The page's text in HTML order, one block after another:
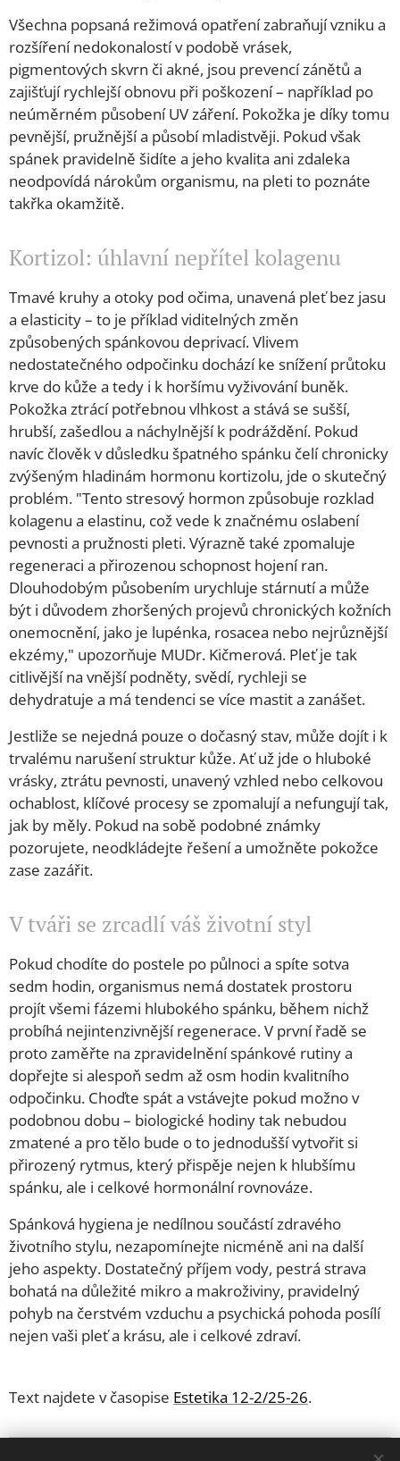
Všechna popsaná režimová opatření zabraňují vzniku a
rozšíření nedokonalostí v podobě vrásek,
pigmentových skvrn či akné, jsou prevencí zánětů a
zajišťují rychlejší obnovu při poškození – například po
neúměrném působení UV záření. Pokožka je díky tomu
pevnější, pružnější a působí mladistvěji. Pokud však
spánek pravidelně šidíte a jeho kvalita ani zdaleka
neodpovídá nárokům organismu, na pleti to poznáte
takřka okamžitě.
Kortizol: úhlavní nepřítel kolagenu
Tmavé kruhy a otoky pod očima, unavená pleť bez jasu
a elasticity – to je příklad viditelných změn
způsobených spánkovou deprivací. Vlivem
nedostatečného odpočinku dochází ke snížení průtoku
krve do kůže a tedy i k horšímu vyživování buněk.
Pokožka ztrácí potřebnou vlhkost a stává se sušší,
hrubší, zašedlou a náchylnější k podráždění. Pokud
navíc člověk v důsledku špatného spánku čelí chronicky
zvýšeným hladinám hormonu kortizolu, jde o skutečný
problém. "Tento stresový hormon způsobuje rozklad
kolagenu a elastinu, což vede k značnému oslabení
pevnosti a pružnosti pleti. Výrazně také zpomaluje
regeneraci a přirozenou schopnost hojení ran.
Dlouhodobým působením urychluje stárnutí a může
být i důvodem zhoršených projevů chronických kožních
onemocnění, jako je lupénka, rosacea nebo nejrůznější
ekzémy," upozorňuje MUDr. Kičmerová. Pleť je tak
citlivější na vnější podněty, svědí, rychleji se
dehydratuje a má tendenci se více mastit a zanášet.
Jestliže se nejedná pouze o dočasný stav, může dojít i k
trvalému narušení struktur kůže. Ať už jde o hluboké
vrásky, ztrátu pevnosti, unavený vzhled nebo celkovou
ochablost, klíčové procesy se zpomalují a nefungují tak,
jak by měly. Pokud na sobě podobné známky
pozorujete, neodkládejte řešení a umožněte pokožce
zase zazářit.
V tváři se zrcadlí váš životní styl
Pokud chodíte do postele po půlnoci a spíte sotva
sedm hodin, organismus nemá dostatek prostoru
projít všemi fázemi hlubokého spánku, během nichž
probíhá nejintenzivnější regenerace. V první řadě se
proto zaměřte na zpravidelnění spánkové rutiny a
dopřejte si alespoň sedm až osm hodin kvalitního
odpočinku. Choďte spát a vstávejte pokud možno v
podobnou dobu – biologické hodiny tak nebudou
zmatené a pro tělo bude o to jednodušší vytvořit si
přirozený rytmus, který přispěje nejen k hlubšímu
spánku, ale i celkové hormonální rovnováze.
Spánková hygiena je nedílnou součástí zdravého
životního stylu, nezapomínejte nicméně ani na další
jeho aspekty. Dostatečný příjem vody, pestrá strava
bohatá na důležité mikro a makroživiny, pravidelný
pohyb na čerstvém vzduchu a psychická pohoda posílí
nejen vaši pleť a krásu, ale i celkové zdraví.
Text najdete v časopise Estetika 12-2/25-26.